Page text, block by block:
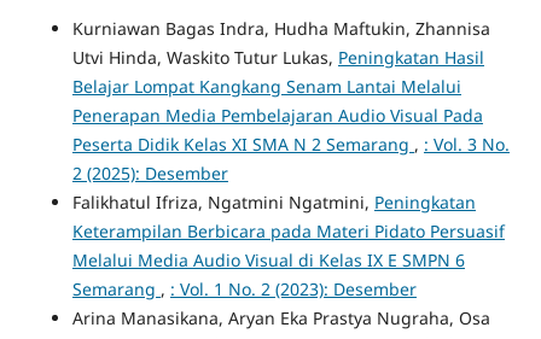
Kurniawan Bagas Indra, Hudha Maftukin, Zhannisa
Utvi Hinda, Waskito Tutur Lukas, Peningkatan Hasil
Belajar Lompat Kangkang Senam Lantai Melalui
Penerapan Media Pembelajaran Audio Visual Pada
Peserta Didik Kelas XI SMA N 2 Semarang , : Vol. 3 No.
2 (2025): Desember
Falikhatul Ifriza, Ngatmini Ngatmini, Peningkatan
Keterampilan Berbicara pada Materi Pidato Persuasif
Melalui Media Audio Visual di Kelas IX E SMPN 6
Semarang , : Vol. 1 No. 2 (2023): Desember
Arina Manasikana, Aryan Eka Prastya Nugraha, Osa